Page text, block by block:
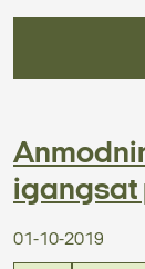
igangsat
01-10-2019